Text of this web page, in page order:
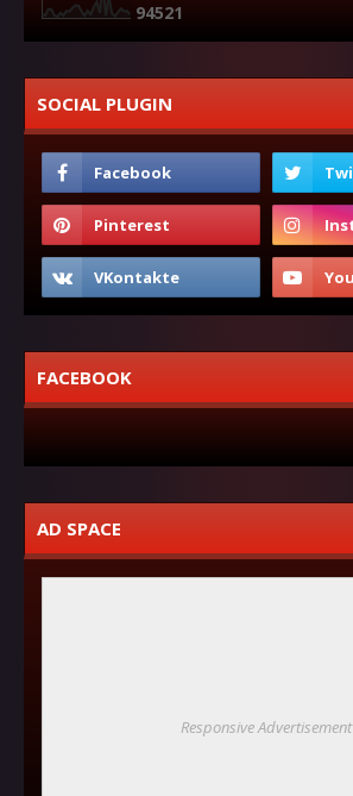
94521
SOCIAL PLUGIN
FACEBOOK
AD SPACE
Responsive Advertisement